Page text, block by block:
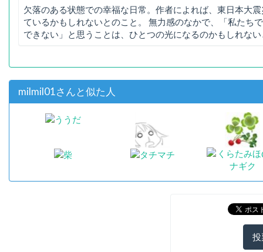
欠落のある状態での幸福な日常。作者によれば、東日本大
ているかもしれないとのこと。 無力感のなかで、「私たち
できない」と思うことは、ひとつの光になるのかもしれな
milmil01さんと似た人
投